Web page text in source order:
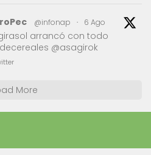
@infonap · 6 Ago
arrancó con todo
@asagirok
More